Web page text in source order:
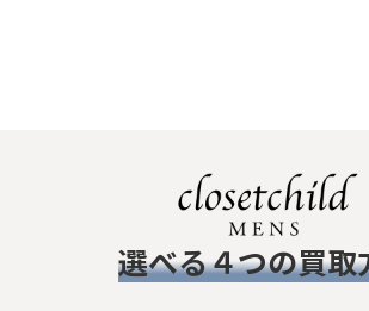
選べる４つの買取